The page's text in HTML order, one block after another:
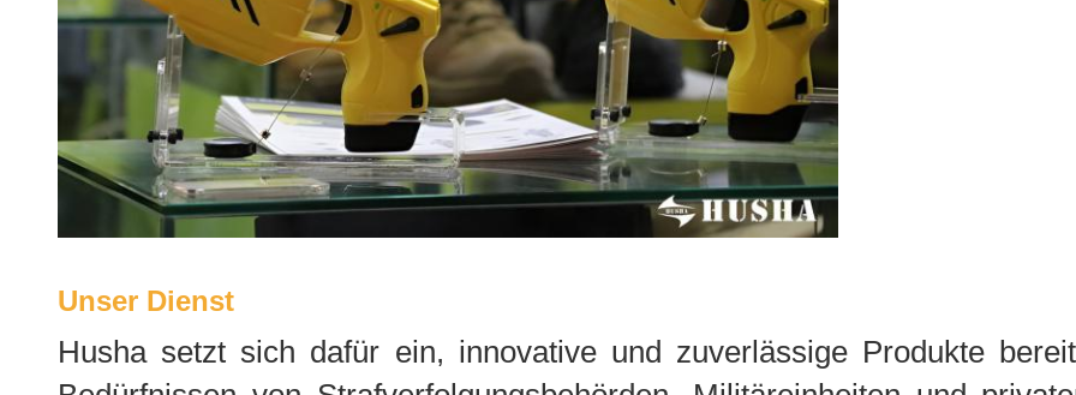
Unser Dienst
Husha setzt sich dafür ein, innovative und zuverlässige Produkte